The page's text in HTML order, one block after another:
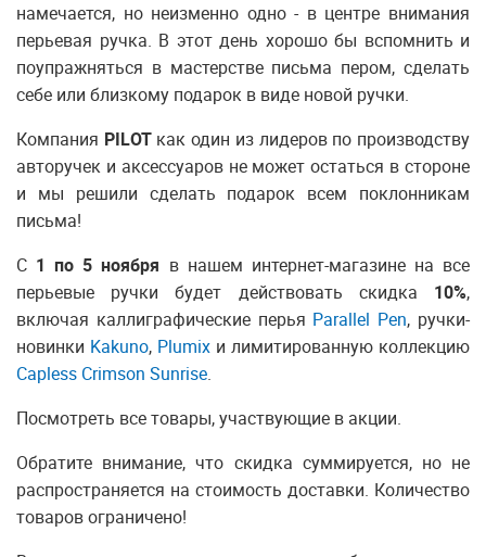
намечается, но неизменно одно - в центре внимания
перьевая ручка. В этот день хорошо бы вспомнить и
поупражняться в мастерстве письма пером, сделать
себе или близкому подарок в виде новой ручки.
Компания PILOTкак один из лидеров по производству
авторучек и аксессуаров не может остаться в стороне
и мы решили сделать подарок всем поклонникам
письма!
С 1 по 5 ноября в нашем интернет-магазине на все
перьевые ручки будет действовать скидка 10%,
включая каллиграфические перья Parallel Pen, ручки-
новинки Kakuno, Plumix и лимитированную коллекцию
Capless Crimson Sunrise.
Посмотреть все товары, участвующие в акции.
Обратите внимание, что скидка суммируется, но не
распространяется на стоимость доставки. Количество
товаров ограничено!